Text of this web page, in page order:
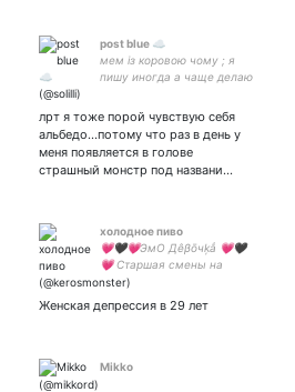
post blue ☁️
мем із коровою чому ; я
пишу иногда а чаще делаю
альбедо к моей
скарамучче 🙄💕
лрт я тоже порой чувствую себя
альбедо…потому что раз в день у
меня появляется в голове
страшный монстр под названи…
холодное пиво
💗🖤💗ЭмО Дêβōчķẳ 💗🖤
💗 Старшая смены на
заводе 💅🏻 Пишу лютую
Админ мемного паблика 💋
Женская депрессия в 29 лет
Mikko